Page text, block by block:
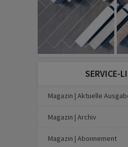
SERVICE-
Magazin | Aktuelle
Magazin | Archiv
Magazin | Abonnement